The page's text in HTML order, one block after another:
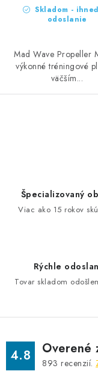
Skladom -
odoslanie
Mad Wave Propeller
výkonné tréningové
väčším...
k
ý
Špecializovaný
Viac ako 15 rokov
Rýchle
Tovar skladom
4.8 Overené
893 recenzií.